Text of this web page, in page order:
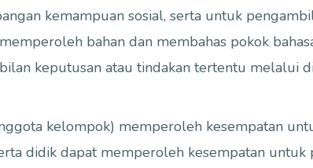
kemampuan sosial, serta untuk
bahan dan membahas pokok
keputusan atau tindakan tertentu melalui
kelompok) memperoleh kesempatan
didik dapat memperoleh kesempatan untuk